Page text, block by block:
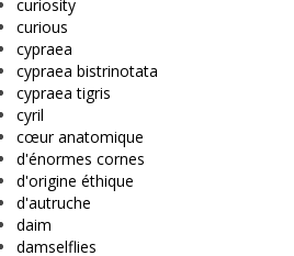
curiosity
curious
cypraea
cypraea bistrinotata
cypraea tigris
cyril
cœur anatomique
d'énormes cornes
d'origine éthique
d'autruche
daim
damselflies